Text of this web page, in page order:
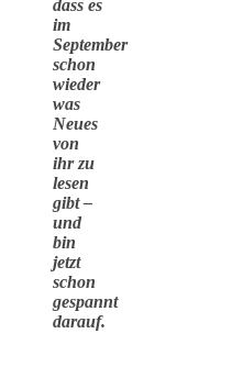
dass es
im
September
schon
wieder
was
Neues
von
ihr zu
lesen
gibt –
und
bin
jetzt
schon
gespannt
darauf.